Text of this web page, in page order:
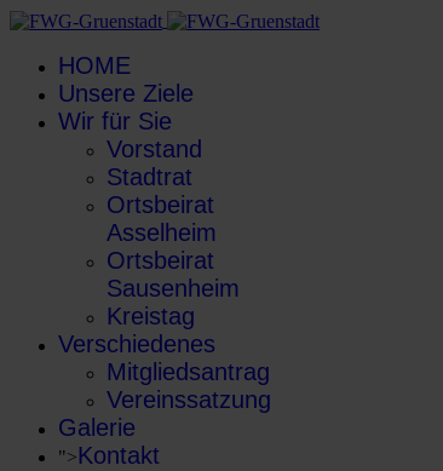
HOME
Unsere Ziele
Wir für Sie
Vorstand
Stadtrat
Ortsbeirat
Asselheim
Ortsbeirat
Sausenheim
Kreistag
Verschiedenes
Mitgliedsantrag
Vereinssatzung
Galerie
">Kontakt